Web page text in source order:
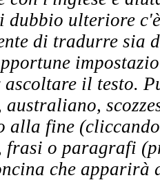
dubbio ulteriore
di tradurre
ascoltare il testo.
australiano,
fine
o paragrafi
che apparirà